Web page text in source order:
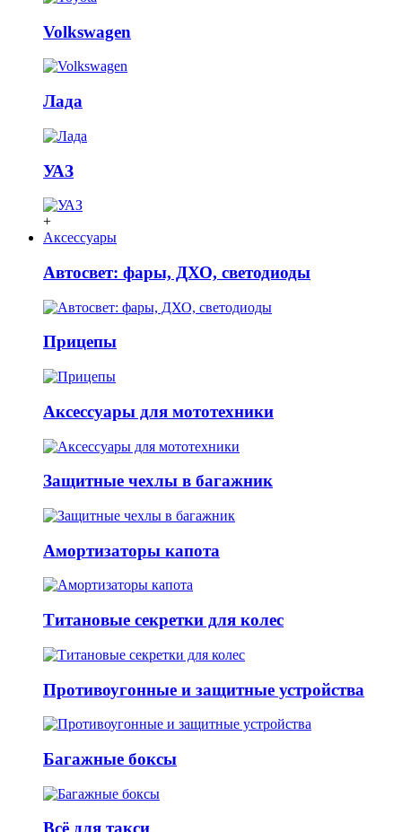
Volkswagen
Лада
УАЗ
+
Аксессуары
Автосвет: фары, ДХО, светодиоды
Прицепы
Аксессуары для мототехники
Защитные чехлы в багажник
Амортизаторы капота
Титановые секретки для колес
Противоугонные и защитные устройства
Багажные боксы